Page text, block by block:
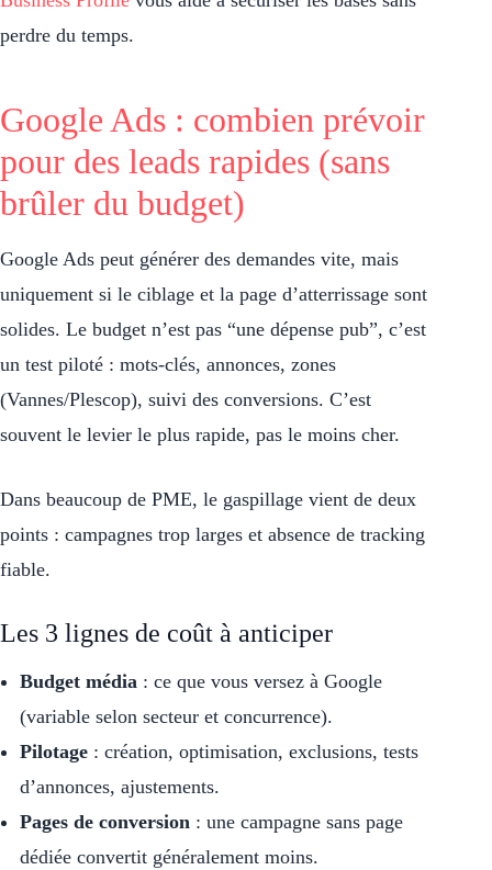
perdre du temps.
Google Ads : combien prévoir
pour des leads rapides (sans
brûler du budget)
Google Ads peut générer des demandes vite, mais
uniquement si le ciblage et la page d’atterrissage sont
solides. Le budget n’est pas “une dépense pub”, c’est
un test piloté : mots-clés, annonces, zones
(Vannes/Plescop), suivi des conversions. C’est
souvent le levier le plus rapide, pas le moins cher.
Dans beaucoup de PME, le gaspillage vient de deux
points : campagnes trop larges et absence de tracking
fiable.
Les 3 lignes de coût à anticiper
Budget média : ce que vous versez à Google
(variable selon secteur et concurrence).
Pilotage : création, optimisation, exclusions, tests
d’annonces, ajustements.
Pages de conversion : une campagne sans page
dédiée convertit généralement moins.